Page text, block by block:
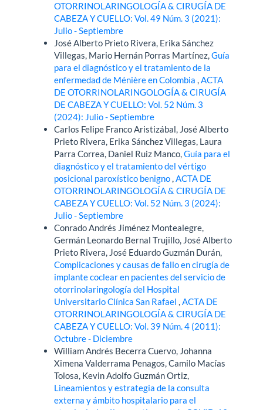
OTORRINOLARINGOLOGÍA & CIRUGÍA DE
CABEZA Y CUELLO: Vol. 49 Núm. 3 (2021):
Julio - Septiembre
José Alberto Prieto Rivera, Erika Sánchez
Villegas, Mario Hernán Porras Martínez,Guía
para el diagnóstico y el tratamiento de la
enfermedad de Ménière en Colombia,ACTA
DE OTORRINOLARINGOLOGÍA & CIRUGÍA
DE CABEZA Y CUELLO: Vol. 52 Núm. 3
(2024): Julio - Septiembre
Carlos Felipe Franco Aristizábal, José Alberto
Prieto Rivera, Erika Sánchez Villegas, Laura
Parra Correa, Daniel Ruiz Manco,Guía para el
diagnóstico y el tratamiento del vértigo
posicional paroxístico benigno,ACTA DE
OTORRINOLARINGOLOGÍA & CIRUGÍA DE
CABEZA Y CUELLO: Vol. 52 Núm. 3 (2024):
Julio - Septiembre
Conrado Andrés Jiménez Montealegre,
Germán Leonardo Bernal Trujillo, José Alberto
Prieto Rivera, José Eduardo Guzmán Durán,
Complicaciones y causas de fallo en cirugía de
implante coclear en pacientes del servicio de
otorrinolaringología del Hospital
Universitario Clínica San Rafael,ACTA DE
OTORRINOLARINGOLOGÍA & CIRUGÍA DE
CABEZA Y CUELLO: Vol. 39 Núm. 4 (2011):
Octubre - Diciembre
William Andrés Becerra Cuervo, Johanna
Ximena Valderrama Penagos, Camilo Macías
Tolosa, Kevin Adolfo Guzmán Ortiz,
Lineamientos y estrategia de la consulta
externa y ámbito hospitalario para el